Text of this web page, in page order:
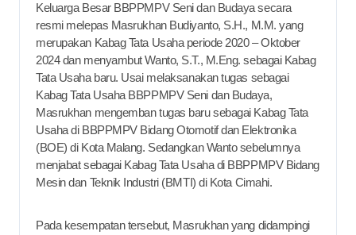
Keluarga Besar BBPPMPV Seni dan Budaya secara
resmi melepas Masrukhan Budiyanto, S.H., M.M. yang
merupakan Kabag Tata Usaha periode 2020 – Oktober
2024 dan menyambut Wanto, S.T., M.Eng. sebagai Kabag
Tata Usaha baru. Usai melaksanakan tugas sebagai
Kabag Tata Usaha BBPPMPV Seni dan Budaya,
Masrukhan mengemban tugas baru sebagai Kabag Tata
Usaha di BBPPMPV Bidang Otomotif dan Elektronika
(BOE) di Kota Malang. Sedangkan Wanto sebelumnya
menjabat sebagai Kabag Tata Usaha di BBPPMPV Bidang
Mesin dan Teknik Industri (BMTI) di Kota Cimahi.
Pada kesempatan tersebut, Masrukhan yang didampingi